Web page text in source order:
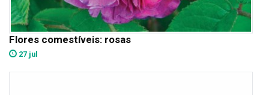
Flores comestíveis: rosas
27 jul